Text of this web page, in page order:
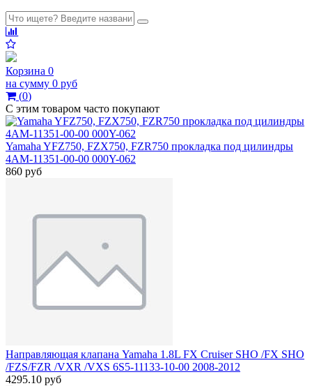
Корзина 0
на сумму 0 руб
(0)
С этим товаром часто покупают
Yamaha YFZ750, FZX750, FZR750 прокладка под цилиндры
4AM-11351-00-00 000Y-062
860 руб
Направляющая клапана Yamaha 1.8L FX Cruiser SHO /FX SHO
/FZS/FZR /VXR /VXS 6S5-11133-10-00 2008-2012
4295.10 руб